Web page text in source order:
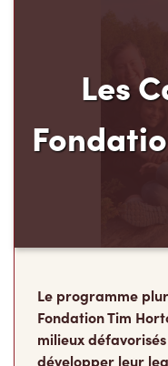
Les
Le programme
Fondation Tim
milieux
développer leur